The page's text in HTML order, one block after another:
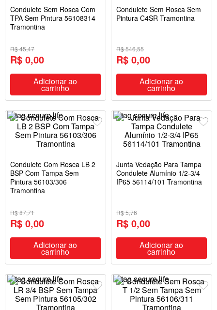
Condulete Sem Rosca Com
TPA Sem Pintura 56108314
Tramontina
R$ 45,47
R$ 0,00
Adicionar ao
carrinho
Condulete Sem Rosca Sem
Pintura C4SR Tramontina
R$ 546,55
R$ 0,00
Adicionar ao
carrinho
Condulete Com Rosca LB 2
BSP Com Tampa Sem
Pintura 56103/306
Tramontina
R$ 87,71
R$ 0,00
Adicionar ao
carrinho
Junta Vedação Para Tampa
Condulete Alumínio 1/2-3/4
IP65 56114/101 Tramontina
R$ 5,76
R$ 0,00
Adicionar ao
carrinho